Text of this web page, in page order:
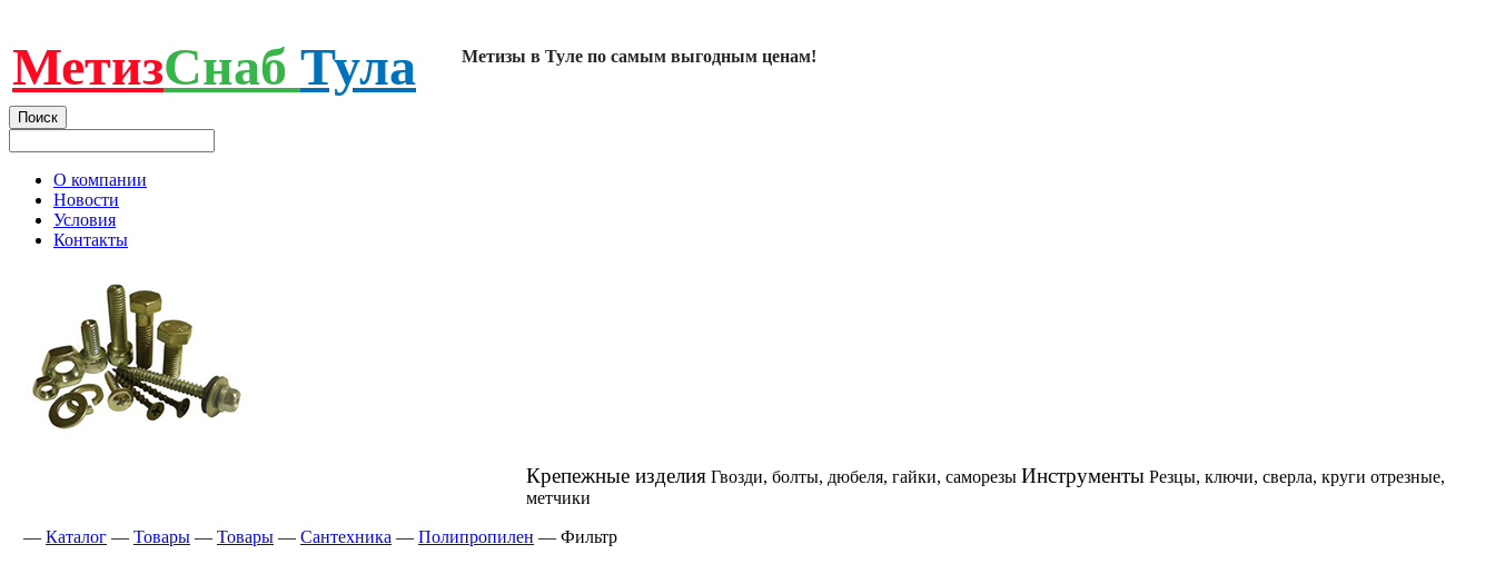
МетизСнаб Тула Метизы в Туле по самым выгодным ценам!
О компании
Новости
Условия
Контакты
Крепежные изделия Гвозди, болты, дюбеля, гайки, саморезы Инструменты Резцы, ключи, сверла, круги отрезные,
метчики
— Каталог — Товары — Товары — Сантехника — Полипропилен — Фильтр